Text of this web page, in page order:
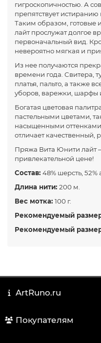
гигроскопичностью. А
препятствует
Таким образом, готовые
лайт прослужат долгое
первоначальный вид.
невероятно мягкая и
Из нее получаются
времени года. Свитера,
платья, пальто, а также
уборов, варежки, шарфы
Богатая цветовая
пастельными цветами,
насыщенными
отличает качественный,
Пряжа Вита Юнити лайт
привлекательной цене!
Состав: 48% шерсть, 52%
Длина нити: 200 м.
Вес мотка: 100 г.
Рекомендуемый
Рекомендуемый
ArtRuno.ru
Покупателям